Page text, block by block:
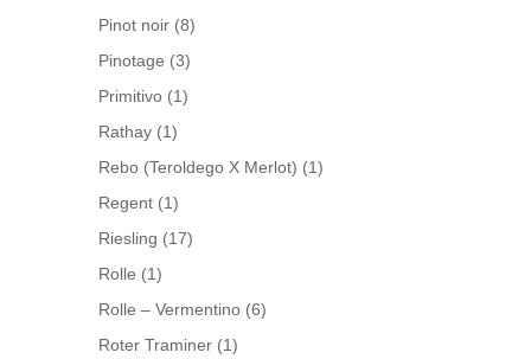
Pinot noir (8)
Pinotage (3)
Primitivo (1)
Rathay (1)
Rebo (Teroldego X Merlot) (1)
Regent (1)
Riesling (17)
Rolle (1)
Rolle – Vermentino (6)
Roter Traminer (1)